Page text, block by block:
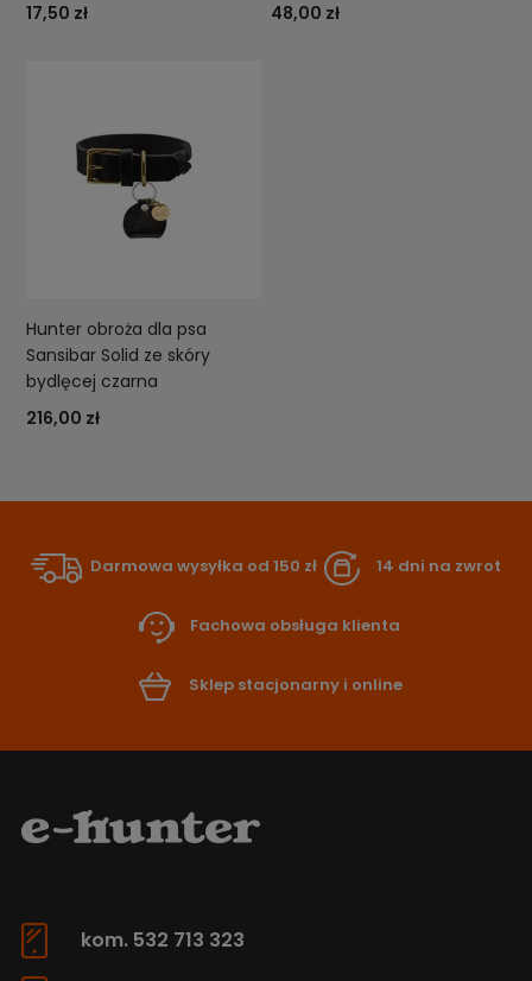
17,50 zł
48,00 zł
Hunter obroża dla psa
Sansibar Solid ze skóry
bydlęcej czarna
216,00 zł
Darmowa wysyłka od 150 zł 14 dni na zwrot
Fachowa obsługa klienta
Sklep stacjonarny i online
kom. 532 713 323